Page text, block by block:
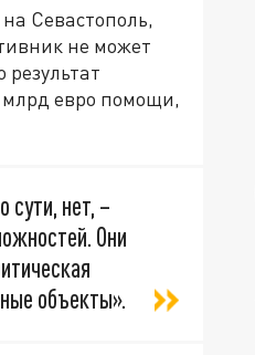
Севастополь,
не может
евро помощи,
сути, нет, –
Они
объекты».